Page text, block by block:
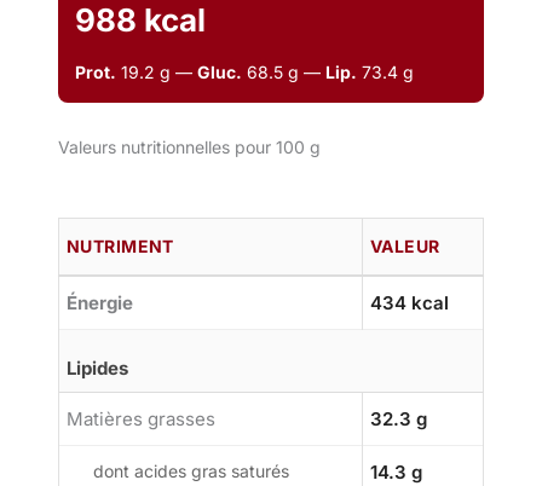
988 kcal
Prot. 19.2 g — Gluc. 68.5 g — Lip. 73.4 g
Valeurs nutritionnelles pour 100 g
NUTRIMENT VALEUR
Énergie 434 kcal
Lipides
Matières grasses 32.3 g
dont acides gras saturés 14.3 g